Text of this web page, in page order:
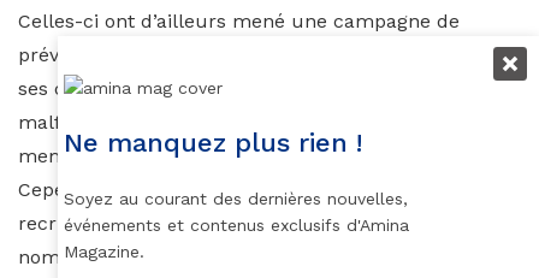
Celles-ci ont d’ailleurs mené une campagne de
prévention conte cette pilule. Elles ont mis en garde
ses conséquences sur la santé du fœtus, à savoir des
malformations congénitales, notamment sur des
membres et des organes internes.
Cependant, l’usage de cette pilule connait une
recrudescence depuis quelques mois dans de
nombreux pays en Afrique et en Asie, et ce, dans
Ne manquez plus rien !
Soyez au courant des dernières nouvelles,
événements et contenus exclusifs d'Amina
Magazine.